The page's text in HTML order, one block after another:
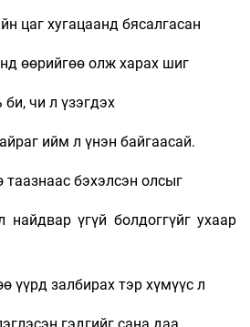
цаг хугацаанд бясалгасан
өөрийгөө олж харах шиг
чи л үзэгдэх
ийм л үнэн байгаасай.
бэхэлсэн олсыг
найдвар үгүй болдоггүйг ухаар
үүрд залбирах тэр хүмүүс л
гэдгийг сана даа.